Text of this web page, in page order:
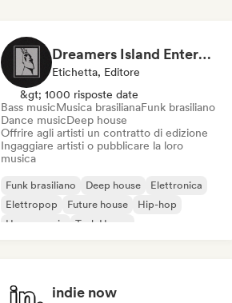
Dreamers Island Entertainment
Etichetta, Editore
&gt; 1000 risposte date
Bass musicMusica brasilianaFunk brasiliano
Dance musicDeep house
Offrire agli artisti un contratto di edizione
Ingaggiare artisti o pubblicare la loro
musica
Funk brasiliano Deep house
Elettronica
Elettropop
Future house
Hip-hop
House music
Tech House
indie now